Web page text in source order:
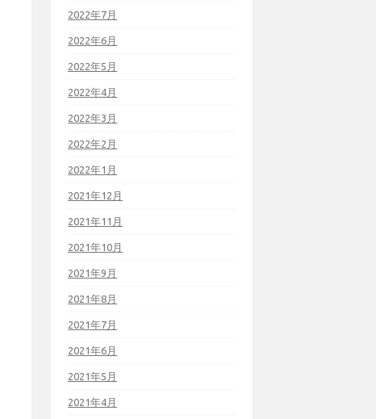
2022年7月
2022年6月
2022年5月
2022年4月
2022年3月
2022年2月
2022年1月
2021年12月
2021年11月
2021年10月
2021年9月
2021年8月
2021年7月
2021年6月
2021年5月
2021年4月